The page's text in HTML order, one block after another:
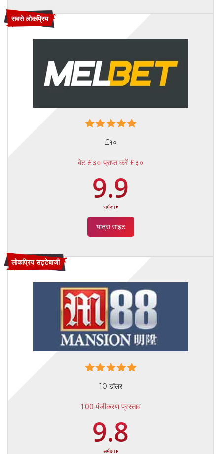
सबसे लोकप्रिय
£१०
बेट £३० प्राप्त करें £३०
9.9
समीक्षा
यात्रा साइट
लोकप्रिय सट्टेबाजी
10 डॉलर
100 पंजीकरण प्रस्ताव
9.8
समीक्षा